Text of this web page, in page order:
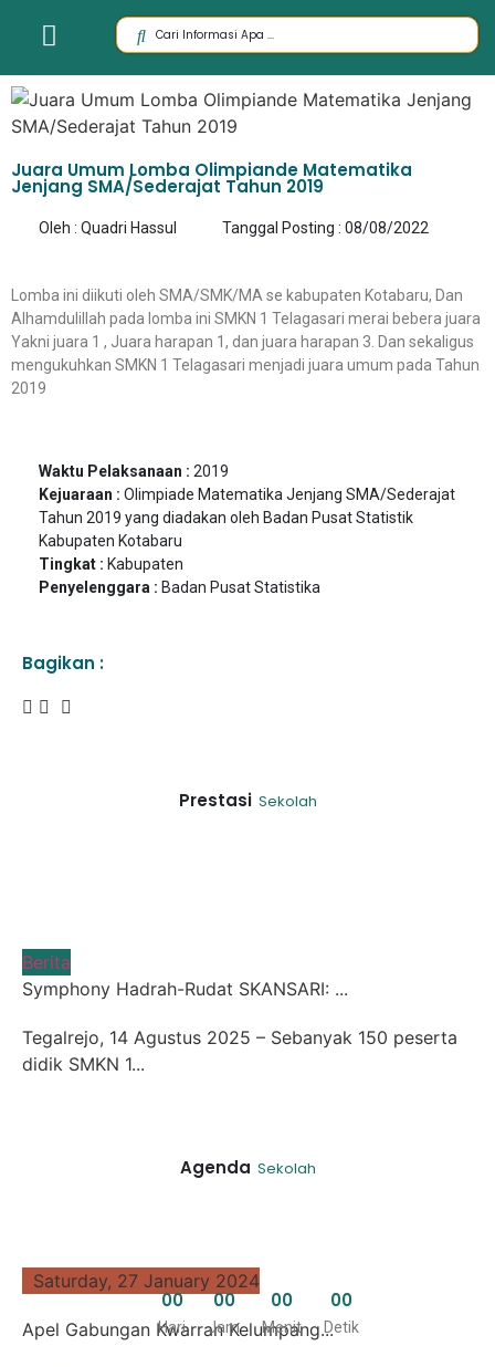
Juara Umum Lomba Olimpiande Matematika
Jenjang SMA/Sederajat Tahun 2019
Oleh : Quadri Hassul Tanggal Posting : 08/08/2022
Lomba ini diikuti oleh SMA/SMK/MA se kabupaten Kotabaru, Dan
Alhamdulillah pada lomba ini SMKN 1 Telagasari merai bebera juara
Yakni juara 1 , Juara harapan 1, dan juara harapan 3. Dan sekaligus
mengukuhkan SMKN 1 Telagasari menjadi juara umum pada Tahun
2019
Waktu Pelaksanaan : 2019
Kejuaraan : Olimpiade Matematika Jenjang SMA/Sederajat
Tahun 2019 yang diadakan oleh Badan Pusat Statistik
Kabupaten Kotabaru
Tingkat : Kabupaten
Penyelenggara : Badan Pusat Statistika
Bagikan :
Prestasi Sekolah
Berita
Symphony Hadrah-Rudat SKANSARI: ...
Tegalrejo, 14 Agustus 2025 – Sebanyak 150 peserta
didik SMKN 1...
Agenda Sekolah
Saturday, 27 January 2024
Apel Gabungan Kwarran Kelumpang...
00
Hari
00
Jam
00
Menit
00
Detik